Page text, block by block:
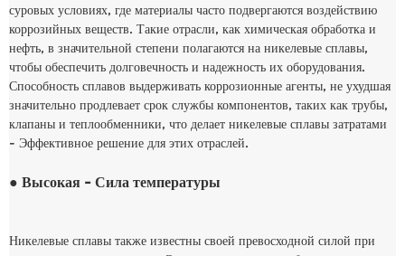
суровых условиях, где материалы часто подвергаются воздействию
коррозийных веществ. Такие отрасли, как химическая обработка и
нефть, в значительной степени полагаются на никелевые сплавы,
чтобы обеспечить долговечность и надежность их оборудования.
Способность сплавов выдерживать коррозионные агенты, не ухудшая
значительно продлевает срок службы компонентов, таких как трубы,
клапаны и теплообменники, что делает никелевые сплавы затратами
- Эффективное решение для этих отраслей.
● Высокая - Сила температуры
Никелевые сплавы также известны своей превосходной силой при